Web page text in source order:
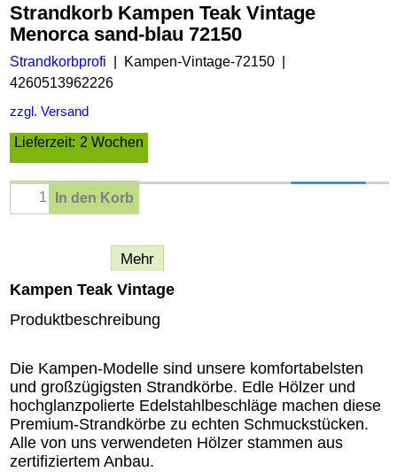
Strandkorb Kampen Teak Vintage
Menorca sand-blau 72150
Strandkorbprofi
Kampen-Vintage-72150
4260513962226
zzgl. Versand
Lieferzeit: 2 Wochen
In den Korb
Mehr
Kampen Teak Vintage
Produktbeschreibung
Die Kampen-Modelle sind unsere komfortabelsten
und großzügigsten Strandkörbe. Edle Hölzer und
hochglanzpolierte Edelstahlbeschläge machen diese
Premium-Strandkörbe zu echten Schmuckstücken.
Alle von uns verwendeten Hölzer stammen aus
zertifiziertem Anbau.